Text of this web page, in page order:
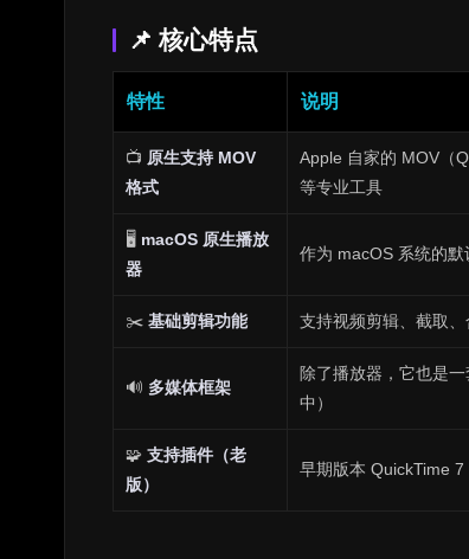
📌 核心特点
特性 说明
📺 原生支持 MOV
格式
Apple 自家的 MOV（
等专业工具
🖥️ macOS 原生播放
器
作为 macOS 系统的
✂️ 基础剪辑功能 支持视频剪辑、截取
🔊 多媒体框架
除了播放器，它也是
中）
🧩 支持插件（老
版）
早期版本 QuickTime 7